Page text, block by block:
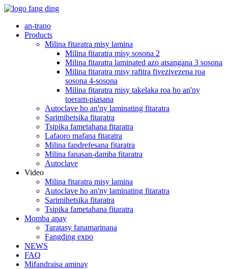
an-trano
Products
Milina fitaratra misy lamina
Milina fitaratra misy sosona 2
Milina fitaratra laminated azo atsangana 3 sosona
Milina fitaratra misy rafitra fivezivezena roa
sosona 4-sosona
Milina fitaratra misy takelaka roa ho an'ny
toeram-piasana
Autoclave ho an'ny laminating fitaratra
Sarimihetsika fitaratra
Tsipika fametahana fitaratra
Lafaoro mafana fitaratra
Milina fandrefesana fitaratra
Milina fanasan-damba fitaratra
Autoclave
Video
Milina fitaratra misy lamina
Autoclave ho an'ny laminating fitaratra
Sarimihetsika fitaratra
Tsipika fametahana fitaratra
Momba anay
Taratasy fanamarinana
Fangding expo
NEWS
FAQ
Mifandraisa aminay